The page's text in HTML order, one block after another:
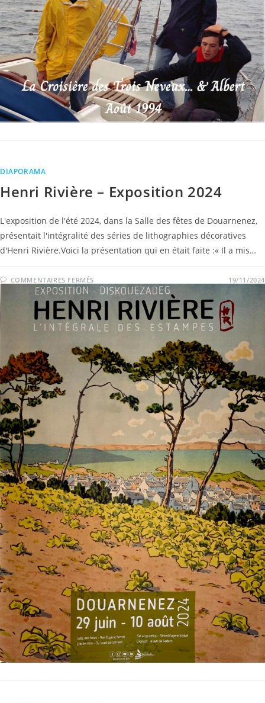
DIAPORAMA
Henri Rivière – Exposition 2024
L'exposition de l'été 2024, dans la Salle des fêtes de Douarnenez,
présentait l'intégralité des séries de lithographies décoratives
d'Henri Rivière.Voici la présentation qui en était faite :« Il a mis…
COMMENTAIRES FERMÉS 19/11/2024